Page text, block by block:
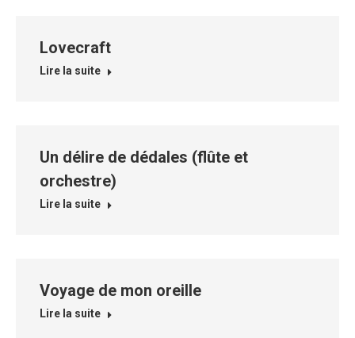
Lovecraft
Lire la suite
Un délire de dédales (flûte et
orchestre)
Lire la suite
Voyage de mon oreille
Lire la suite